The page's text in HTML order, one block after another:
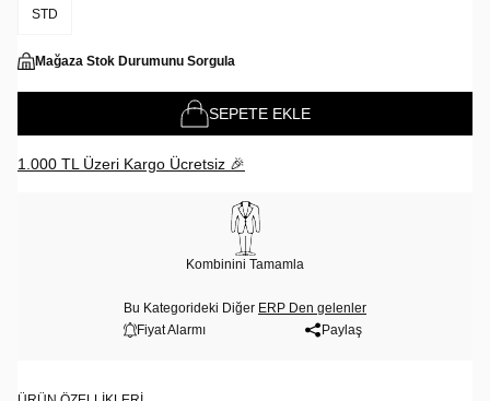
STD
Mağaza Stok Durumunu Sorgula
SEPETE EKLE
1.000 TL Üzeri Kargo Ücretsiz 🎉
Kombinini Tamamla
Bu Kategorideki Diğer ERP Den gelenler
Fiyat Alarmı
Paylaş